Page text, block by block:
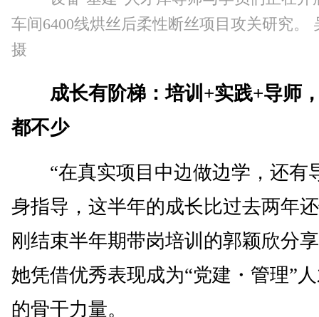
车间6400线烘丝后柔性断丝项目攻关研究。
摄
成长有阶梯：培训+实践+导师
都不少
“在真实项目中边做边学，还有
身指导，这半年的成长比过去两年
刚结束半年期带岗培训的郭颖欣分
她凭借优秀表现成为“党建・管理”
的骨干力量。